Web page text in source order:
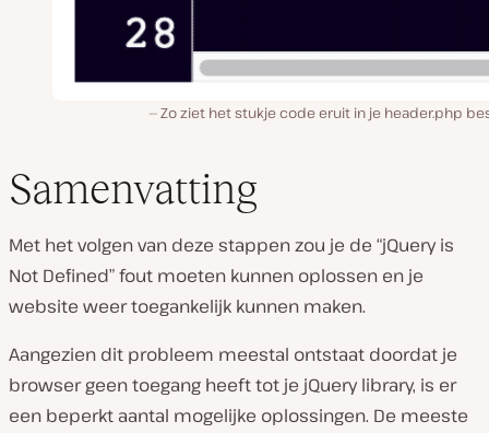
Zo ziet het stukje code eruit in je header.php
Samenvatting
Met het volgen van deze stappen zou je de “jQuery is
Not Defined” fout moeten kunnen oplossen en je
website weer toegankelijk kunnen maken.
Aangezien dit probleem meestal ontstaat doordat je
browser geen toegang heeft tot je jQuery library, is er
een beperkt aantal mogelijke oplossingen. De meeste